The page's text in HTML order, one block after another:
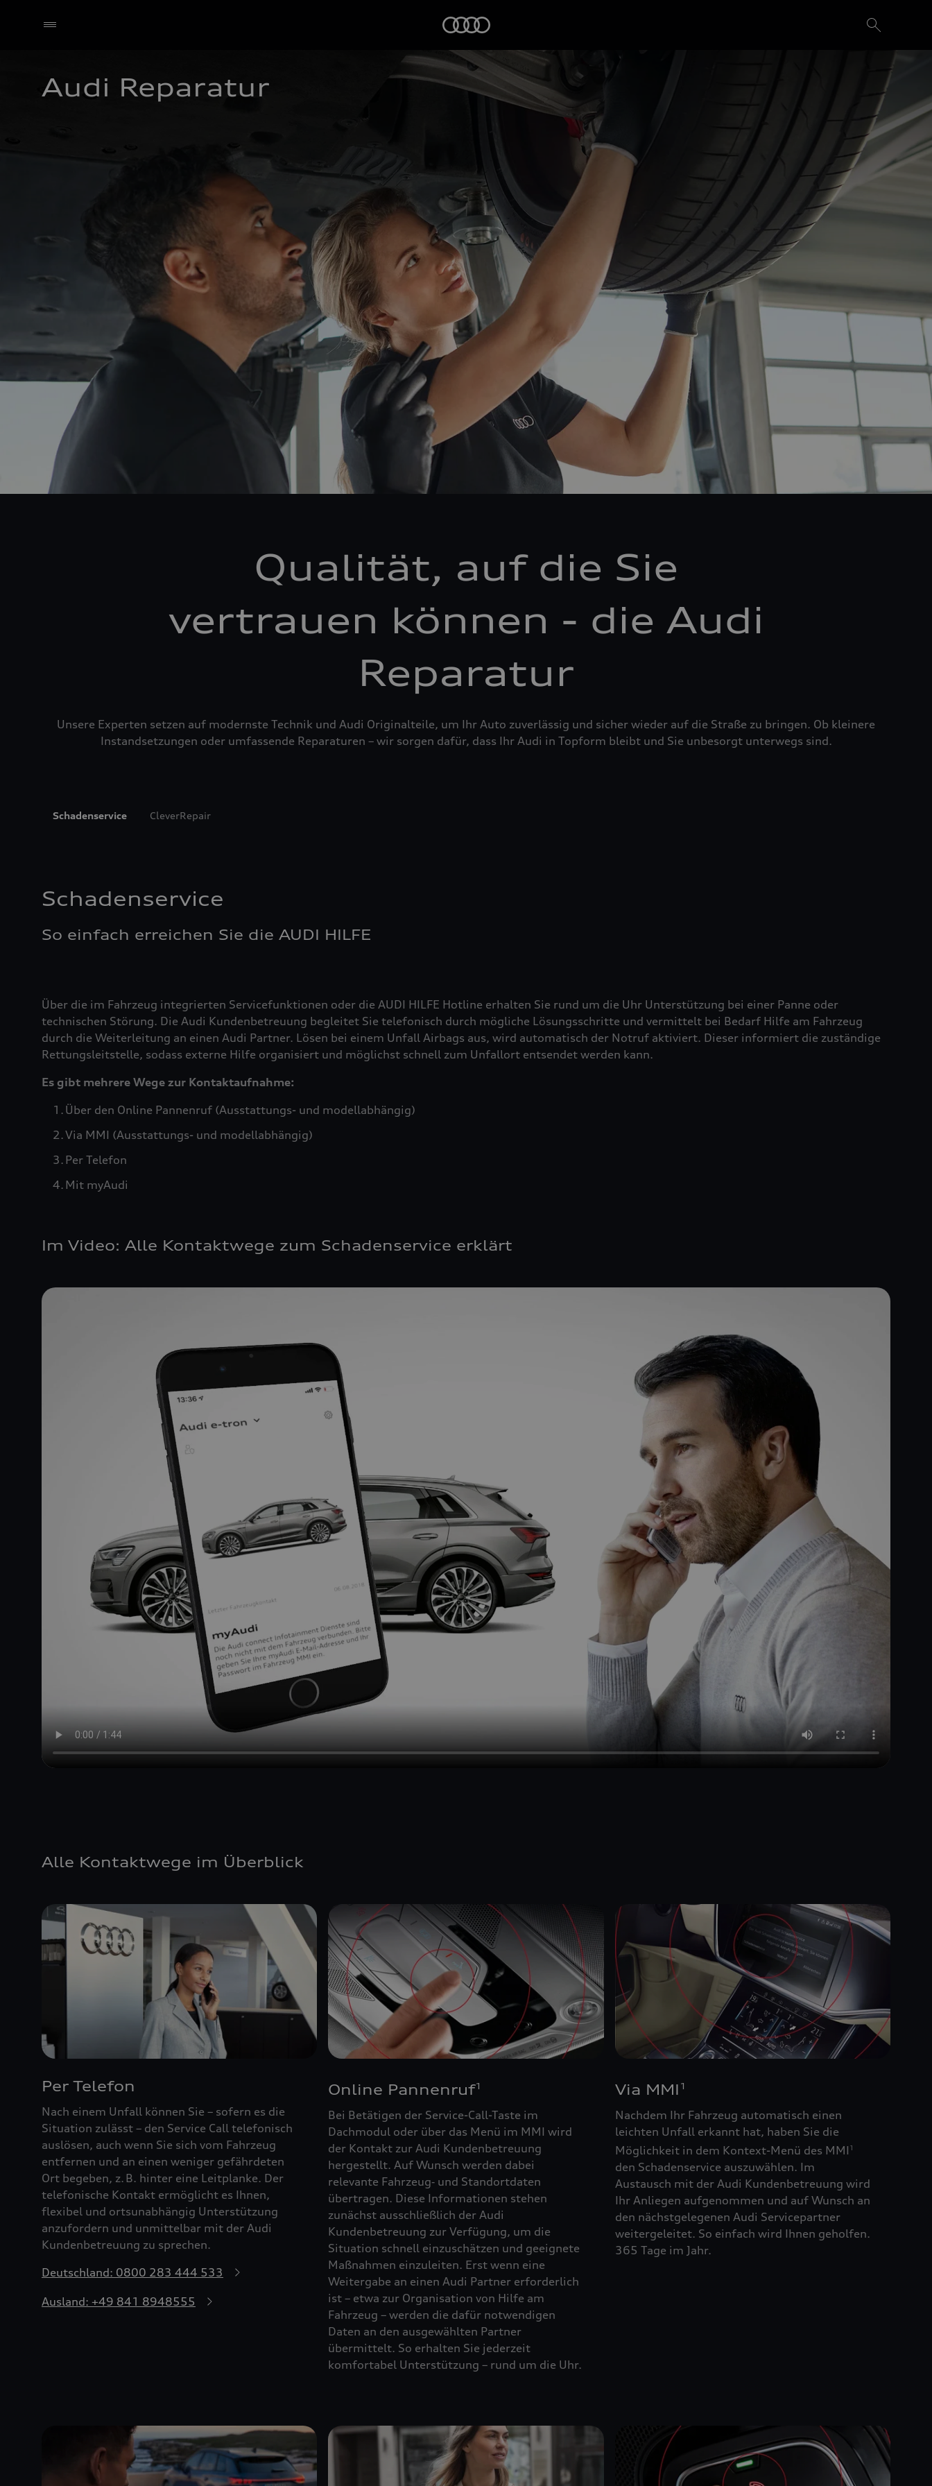
Audi Reparatur
Qualität, auf die Sie
vertrauen können - die Audi
Reparatur
Unsere Experten setzen auf modernste Technik und Audi Originalteile, um Ihr Auto zuverlässig und sicher wieder auf die Straße zu bringen. Ob kleinere
Instandsetzungen oder umfassende Reparaturen – wir sorgen dafür, dass Ihr Audi in Topform bleibt und Sie unbesorgt unterwegs sind.
Schadenservice CleverRepair
Schadenservice
So einfach erreichen Sie die AUDI HILFE
Über die im Fahrzeug integrierten Servicefunktionen oder die AUDI HILFE Hotline erhalten Sie rund um die Uhr Unterstützung bei einer Panne oder
technischen Störung. Die Audi Kundenbetreuung begleitet Sie telefonisch durch mögliche Lösungsschritte und vermittelt bei Bedarf Hilfe am Fahrzeug
durch die Weiterleitung an einen Audi Partner. Lösen bei einem Unfall Airbags aus, wird automatisch der Notruf aktiviert. Dieser informiert die zuständige
Rettungsleitstelle, sodass externe Hilfe organisiert und möglichst schnell zum Unfallort entsendet werden kann.
Es gibt mehrere Wege zur Kontaktaufnahme:
Über den Online Pannenruf (Ausstattungs- und modellabhängig)
Via MMI (Ausstattungs- und modellabhängig)
Per Telefon
Mit myAudi
Im Video: Alle Kontaktwege zum Schadenservice erklärt
Alle Kontaktwege im Überblick
Per Telefon
Nach einem Unfall können Sie – sofern es die
Situation zulässt – den Service Call telefonisch
auslösen, auch wenn Sie sich vom Fahrzeug
entfernen und an einen weniger gefährdeten
Ort begeben, z. B. hinter eine Leitplanke. Der
telefonische Kontakt ermöglicht es Ihnen,
flexibel und ortsunabhängig Unterstützung
anzufordern und unmittelbar mit der Audi
Kundenbetreuung zu sprechen.
Deutschland: 0800 283 444 533
Ausland: +49 841 8948555
Online Pannenruf1
Bei Betätigen der Service-Call-Taste im
Dachmodul oder über das Menü im MMI wird
der Kontakt zur Audi Kundenbetreuung
hergestellt. Auf Wunsch werden dabei
relevante Fahrzeug‑ und Standortdaten
übertragen. Diese Informationen stehen
zunächst ausschließlich der Audi
Kundenbetreuung zur Verfügung, um die
Situation schnell einzuschätzen und geeignete
Maßnahmen einzuleiten. Erst wenn eine
Weitergabe an einen Audi Partner erforderlich
ist – etwa zur Organisation von Hilfe am
Fahrzeug – werden die dafür notwendigen
Daten an den ausgewählten Partner
übermittelt. So erhalten Sie jederzeit
komfortabel Unterstützung – rund um die Uhr.
Via MMI 1
Nachdem Ihr Fahrzeug automatisch einen
leichten Unfall erkannt hat, haben Sie die
Möglichkeit in dem Kontext-Menü des MMI 1
den Schadenservice auszuwählen. Im
Austausch mit der Audi Kundenbetreuung wird
Ihr Anliegen aufgenommen und auf Wunsch an
den nächstgelegenen Audi Servicepartner
weitergeleitet. So einfach wird Ihnen geholfen.
365 Tage im Jahr.